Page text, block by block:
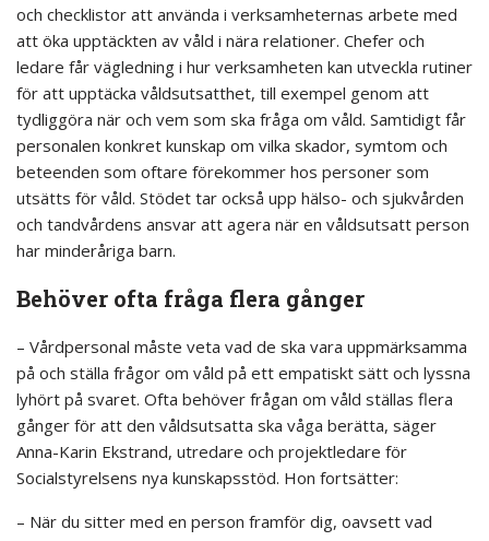
och checklistor att använda i verksamheternas arbete med
att öka upptäckten av våld i nära relationer. Chefer och
ledare får vägledning i hur verksamheten kan utveckla rutiner
för att upptäcka våldsutsatthet, till exempel genom att
tydliggöra när och vem som ska fråga om våld. Samtidigt får
personalen konkret kunskap om vilka skador, symtom och
beteenden som oftare förekommer hos personer som
utsätts för våld. Stödet tar också upp hälso- och sjukvården
och tandvårdens ansvar att agera när en våldsutsatt person
har minderåriga barn.
Behöver ofta fråga flera gånger
– Vårdpersonal måste veta vad de ska vara uppmärksamma
på och ställa frågor om våld på ett empatiskt sätt och lyssna
lyhört på svaret. Ofta behöver frågan om våld ställas flera
gånger för att den våldsutsatta ska våga berätta, säger
Anna-Karin Ekstrand, utredare och projektledare för
Socialstyrelsens nya kunskapsstöd. Hon fortsätter:
– När du sitter med en person framför dig, oavsett vad